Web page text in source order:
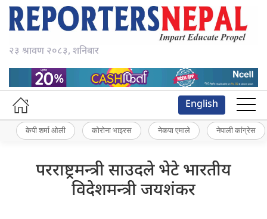
२३ श्रावण २०८३, शनिबार
English
केपी शर्मा ओली कोरोना भाइरस नेकपा एमाले नेपाली कांग्रेस
परराष्ट्रमन्त्री साउदले भेटे भारतीय
विदेशमन्त्री जयशंकर